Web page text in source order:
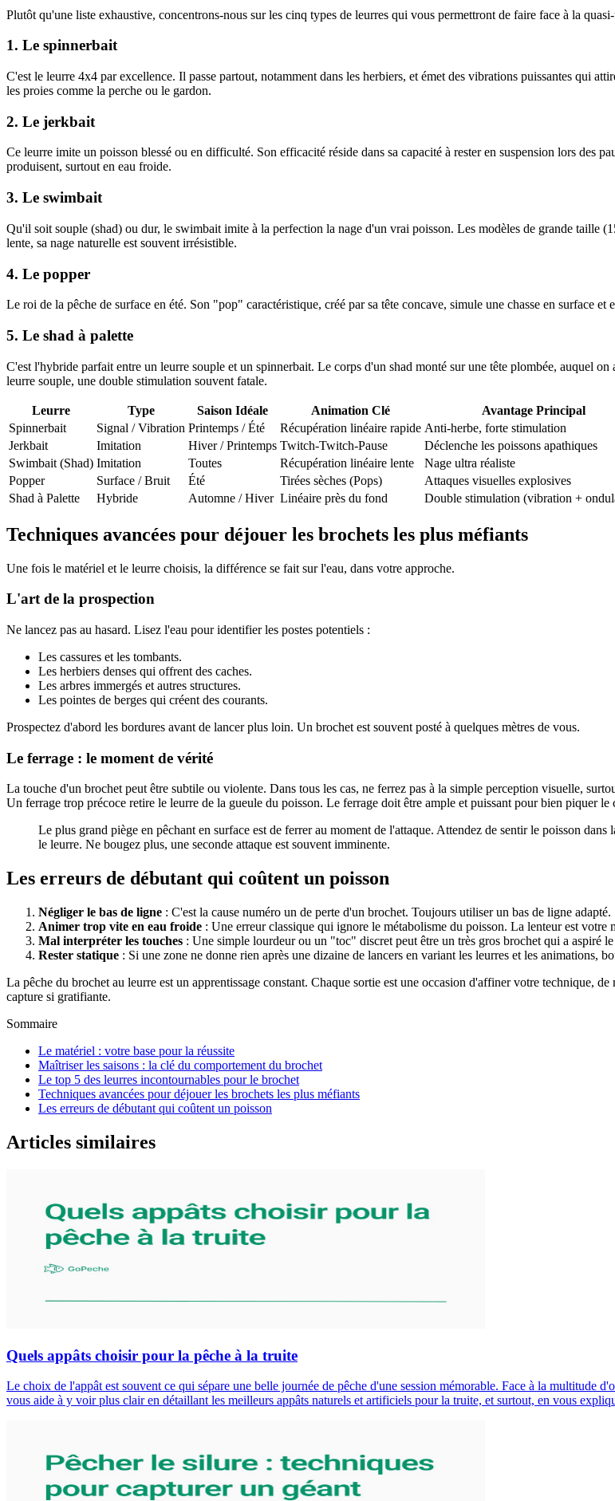
Plutôt qu'une liste exhaustive, concentrons-nous sur les cinq types de leurres qui vous permettront de faire face à la
1. Le spinnerbait
C'est le leurre 4x4 par excellence. Il passe partout, notamment dans les herbiers, et émet des vibrations puissantes qui
les proies comme la perche ou le gardon.
2. Le jerkbait
Ce leurre imite un poisson blessé ou en difficulté. Son efficacité réside dans sa capacité à rester en suspension lors des
produisent, surtout en eau froide.
3. Le swimbait
Qu'il soit souple (shad) ou dur, le swimbait imite à la perfection la nage d'un vrai poisson. Les modèles de grande taille
lente, sa nage naturelle est souvent irrésistible.
4. Le popper
Le roi de la pêche de surface en été. Son "pop" caractéristique, créé par sa tête concave, simule une chasse en surface
5. Le shad à palette
C'est l'hybride parfait entre un leurre souple et un spinnerbait. Le corps d'un shad monté sur une tête plombée, auquel
leurre souple, une double stimulation souvent fatale.
Leurre Type Saison Idéale Animation Clé
Avantage Principal
Spinnerbait
Signal / Vibration Printemps / Été Récupération linéaire rapide Anti-herbe, forte stimulation
Jerkbait
Imitation Hiver / Printemps Twitch-Twitch-Pause
Déclenche les poissons apathiques
Swimbait (Shad) Imitation Toutes Récupération linéaire lente
Nage ultra réaliste
Popper
Surface / Bruit Été Tirées sèches (Pops)
Attaques visuelles explosives
Shad à Palette
Hybride Automne / Hiver Linéaire près du fond Double stimulation (vibration +
Techniques avancées pour déjouer les brochets les plus méfiants
Une fois le matériel et le leurre choisis, la différence se fait sur l'eau, dans votre approche.
L'art de la prospection
Ne lancez pas au hasard. Lisez l'eau pour identifier les postes potentiels :
Les cassures et les tombants.
Les herbiers denses qui offrent des caches.
Les arbres immergés et autres structures.
Les pointes de berges qui créent des courants.
Prospectez d'abord les bordures avant de lancer plus loin. Un brochet est souvent posté à quelques mètres de vous.
Le ferrage : le moment de vérité
La touche d'un brochet peut être subtile ou violente. Dans tous les cas, ne ferrez pas à la simple perception visuelle,
Un ferrage trop précoce retire le leurre de la gueule du poisson. Le ferrage doit être ample et puissant pour bien piquer le
Le plus grand piège en pêchant en surface est de ferrer au moment de l'attaque. Attendez de sentir le poisson
le leurre. Ne bougez plus, une seconde attaque est souvent imminente.
Les erreurs de débutant qui coûtent un poisson
Négliger le bas de ligne : C'est la cause numéro un de perte d'un brochet. Toujours utiliser un bas de ligne adapté.
Animer trop vite en eau froide : Une erreur classique qui ignore le métabolisme du poisson. La lenteur est votre
Mal interpréter les touches : Une simple lourdeur ou un "toc" discret peut être un très gros brochet qui a aspiré
Rester statique : Si une zone ne donne rien après une dizaine de lancers en variant les leurres et les animations,
La pêche du brochet au leurre est un apprentissage constant. Chaque sortie est une occasion d'affiner votre technique,
capture si gratifiante.
Sommaire
Le matériel : votre base pour la réussite
Maîtriser les saisons : la clé du comportement du brochet
Le top 5 des leurres incontournables pour le brochet
Techniques avancées pour déjouer les brochets les plus méfiants
Les erreurs de débutant qui coûtent un poisson
Articles similaires
Quels appâts choisir pour la pêche à la truite
Le choix de l'appât est souvent ce qui sépare une belle journée de pêche d'une session mémorable. Face à la multitude
vous aide à y voir plus clair en détaillant les meilleurs appâts naturels et artificiels pour la truite, et surtout, en vous